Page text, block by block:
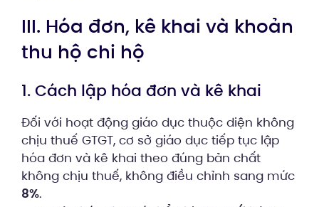
III. Hóa đơn, kê khai và khoản
thu hộ chi hộ
1. Cách lập hóa đơn và kê khai
Đối với hoạt động giáo dục thuộc diện không
chịu thuế GTGT, cơ sở giáo dục tiếp tục lập
hóa đơn và kê khai theo đúng bản chất
không chịu thuế, không điều chỉnh sang mức
8%.